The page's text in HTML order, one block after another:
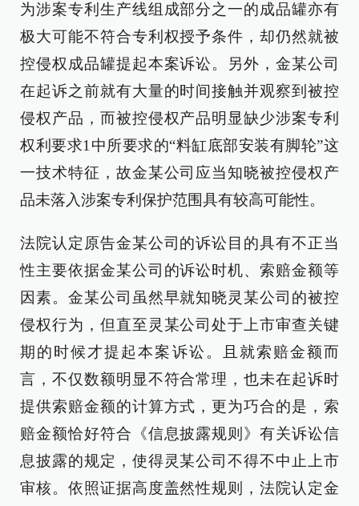
为涉案专利生产线组成部分之一的成品罐亦有
极大可能不符合专利权授予条件，却仍然就被
控侵权成品罐提起本案诉讼。另外，金某公司
在起诉之前就有大量的时间接触并观察到被控
侵权产品，而被控侵权产品明显缺少涉案专利
权利要求1中所要求的“料缸底部安装有脚轮”这
一技术特征，故金某公司应当知晓被控侵权产
品未落入涉案专利保护范围具有较高可能性。
法院认定原告金某公司的诉讼目的具有不正当
性主要依据金某公司的诉讼时机、索赔金额等
因素。金某公司虽然早就知晓灵某公司的被控
侵权行为，但直至灵某公司处于上市审查关键
期的时候才提起本案诉讼。且就索赔金额而
言，不仅数额明显不符合常理，也未在起诉时
提供索赔金额的计算方式，更为巧合的是，索
赔金额恰好符合《信息披露规则》有关诉讼信
息披露的规定，使得灵某公司不得不中止上市
审核。依照证据高度盖然性规则，法院认定金